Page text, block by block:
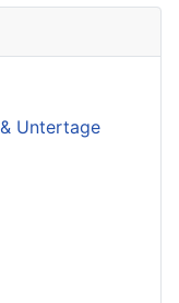
Untertage